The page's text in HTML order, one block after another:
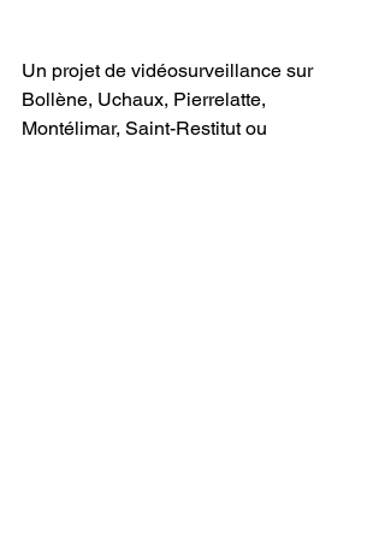
Un projet de vidéosurveillance sur
Bollène, Uchaux, Pierrelatte,
Montélimar, Saint-Restitut ou